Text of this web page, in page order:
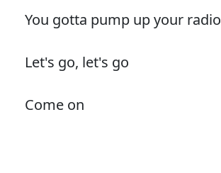
You gotta pump up your radio
Let's go, let's go
Come on